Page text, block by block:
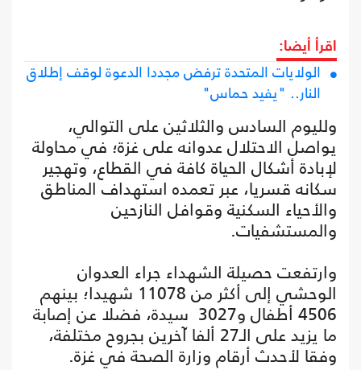
اقرأ أيضا:
الولايات المتحدة ترفض مجددا الدعوة لوقف إطلاق
النار.. "يفيد حماس"
ولليوم السادس والثلاثين على التوالي،
يواصل الاحتلال عدوانه على غزة؛ في محاولة
لإبادة أشكال الحياة كافة في القطاع، وتهجير
سكانه قسريا، عبر تعمده استهداف المناطق
والأحياء السكنية وقوافل النازحين
والمستشفيات.
وارتفعت حصيلة الشهداء جراء العدوان
الوحشي إلى أكثر من 11078 شهيدا؛ بينهم
4506 أطفال و3027 سيدة، فضلا عن إصابة
ما يزيد على الـ27 ألفا آخرين بجروح مختلفة،
وفقا لأحدث أرقام وزارة الصحة في غزة.